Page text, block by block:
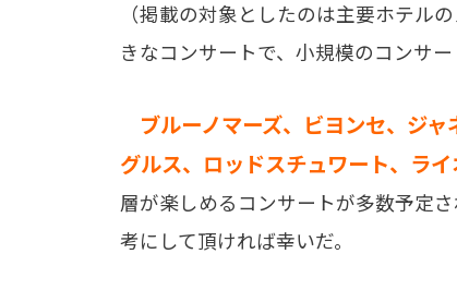
（掲載の対象としたのは主要ホテル
きなコンサートで、小規模のコンサ
ブルーノマーズ、ビヨンセ、ジャ
グルス、ロッドスチュワート、ラ
層が楽しめるコンサートが多数予定
考にして頂ければ幸いだ。